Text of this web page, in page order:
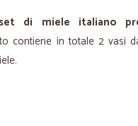
set di miele italiano
contiene in totale 2 vasi